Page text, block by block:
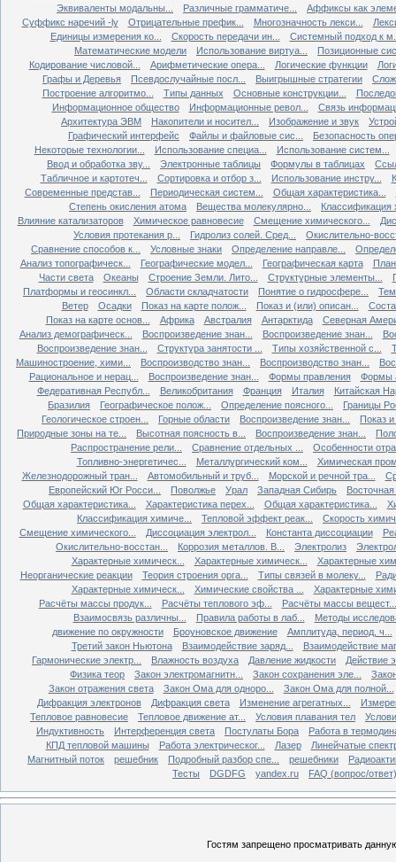
Эквиваленты модальны...
Различные грамматиче...
Аффиксы как
Суффикс наречий -ly
Отрицательные префик... Многозначность лекси...
Единицы измерения ко...
Скорость передачи ин...
Системный подход к
Математические модели
Использование виртуа...
Позиционные
Кодирование числовой...
Арифметические опера... Логические функции
Графы и Деревья
Псевдослучайные посл... Выигрышные стратегии
Построение алгоритмо...
Типы данных Основные конструкции...
Информационное общество
Информационные револ...
Связь
Архитектура ЭВМ
Накопители и носител... Изображение и звук
Графический интерфейс
Файлы и файловые сис...
Безопасность
Некоторые технологии...
Использование специа...
Использование систем...
Ввод и обработка зву...
Электронные таблицы Формулы в таблицах
Табличное и картотеч...
Сортировка и отбор з... Использование инстру...
Современные представ...
Периодическая систем... Общая характеристика...
Степень окисления атома
Вещества молекулярно...
Классификация
Влияние катализаторов
Химическое равновесие Смещение химического...
Условия протекания р...
Гидролиз солей. Сред...
Окислительно-
Сравнение способов к...
Условные знаки Определение направле...
Анализ топографическ...
Географические модел... Географическая карта
Части света
Океаны Строение Земли. Лито... Структурные элементы...
Платформы и геосинкл...
Области складчатости Понятие о гидросфере...
Ветер
Осадки Показ на карте полож... Показ и (или) описан...
Показ на карте основ...
Африка Австралия Антарктида
Северная
Анализ демографическ...
Воспроизведение знан... Воспроизведение знан...
Воспроизведение знан...
Структура занятости ... Типы хозяйственной с...
Машиностроение, хими...
Воспроизводство знан... Воспроизводство знан...
Рациональное и нерац...
Воспроизведение знан... Формы правления
Формы
Федеративная Республ...
Великобритания Франция Италия
Китайская
Бразилия
Географическое полож... Определение поясного...
Границы
Геологическое строен...
Горные области Воспроизведение знан...
Показ
Природные зоны на те...
Высотная поясность в... Воспроизведение знан...
Распространение рели...
Сравнение отдельных ...
Особенности
Топливно-энергетичес...
Металлургический ком...
Химическая
Железнодорожный тран...
Автомобильный и труб... Морской и речной тра...
Европейский Юг Росси...
Поволжье Урал Западная Сибирь
Общая характеристика...
Характеристика перех... Общая характеристика...
Классификация химиче...
Тепловой эффект реак...
Скорость
Смещение химического...
Диссоциация электрол... Константа диссоциации
Окислительно-восстан...
Коррозия металлов. В... Электролиз
Характерные химическ...
Характерные химическ...
Характерные
Неорганические реакции
Теория строения орга... Типы связей в молеку...
Характерные химическ...
Химические свойства ...
Характерные
Расчёты массы продук...
Расчёты теплового эф...
Расчёты массы вещест...
Взаимосвязь различны...
Правила работы в лаб...
Методы
движение по окружности
Броуновское движение
Амплитуда, период, ч...
Третий закон Ньютона
Взаимодействие заряд...
Взаимодействие
Гармонические электр...
Влажность воздуха Давление жидкости
Действие
Физика теор
Закон электромагнитн... Закон сохранения эле...
Закон отражения света
Закон Ома для одноро...
Закон Ома для полной...
Дифракция электронов
Дифракция света Изменение агрегатных...
Тепловое равновесие
Тепловое движение ат... Условия плавания тел
Индуктивность
Интерференция света Постулаты Бора
Работа в
КПД тепловой машины
Работа электрическог... Лазер
Линейчатые
Магнитный поток
решебник Подробный разбор спе... решебники
Тесты
DGDFG yandex.ru FAQ (вопрос/ответ)
Гостям запрещено просматривать